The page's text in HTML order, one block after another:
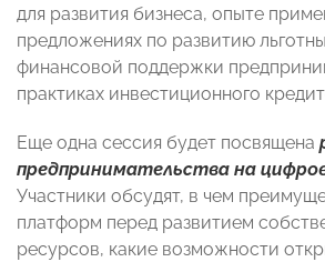
для развития бизнеса, опыте
предложениях по развитию
финансовой поддержки
практиках инвестиционного
Еще одна сессия будет посвящена
предпринимательства на
Участники обсудят, в чем
платформ перед развитием
ресурсов, какие возможности